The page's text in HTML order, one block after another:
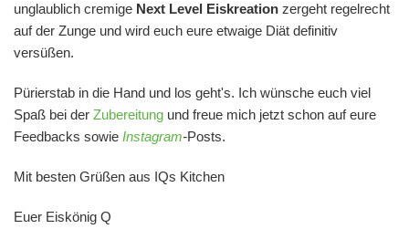
unglaublich cremige Next Level Eiskreation zergeht regelrecht
auf der Zunge und wird euch eure etwaige Diät definitiv
versüßen.
Pürierstab in die Hand und los geht's. Ich wünsche euch viel
Spaß bei der Zubereitung und freue mich jetzt schon auf eure
Feedbacks sowie Instagram-Posts.
Mit besten Grüßen aus IQs Kitchen
Euer Eiskönig Q